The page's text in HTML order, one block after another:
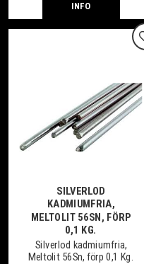
INFO
SILVERLOD
KADMIUMFRIA,
MELTOLIT 56SN, FÖRP
0,1 KG.
Silverlod kadmiumfria,
Meltolit 56Sn, förp 0,1 Kg.